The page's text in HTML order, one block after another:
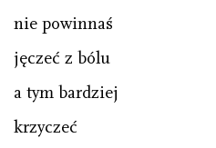
nie powinnaś
jęczeć z bólu
a tym bardziej
krzyczeć